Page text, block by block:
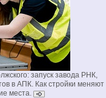
запуск завода РНК,
в АПК. Как стройки меняют
места.